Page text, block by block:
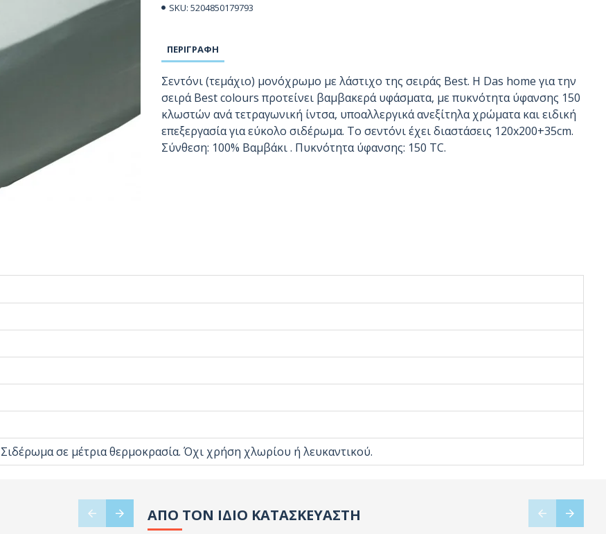
SKU: 5204850179793
ΠΕΡΙΓΡΑΦΉ
Σεντόνι (τεμάχιο) μονόχρωμο με λάστιχο της σειράς Best. Η Das home για την
σειρά Best colours προτείνει βαμβακερά υφάσματα, με πυκνότητα ύφανσης 150
κλωστών ανά τετραγωνική ίντσα, υποαλλεργικά ανεξίτηλα χρώματα και ειδική
επεξεργασία για εύκολο σιδέρωμα. Το σεντόνι έχει διαστάσεις 120x200+35cm.
Σύνθεση: 100% Βαμβάκι . Πυκνότητα ύφανσης: 150 TC.
σε μέτρια θερμοκρασία. Όχι χρήση χλωρίου ή λευκαντικού.
ΑΠΟ ΤΟΝ ΙΔΙΟ ΚΑΤΑΣΚΕΥΑΣΤΗ